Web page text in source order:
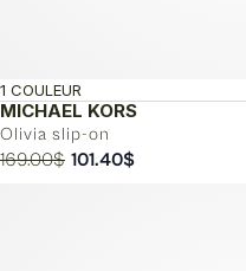
MICHAEL KORS
Olivia slip-on
1 COULEUR
169.00$ Le
101.40$Le